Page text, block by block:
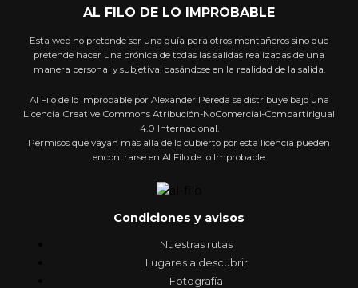
AL FILO DE LO IMPROBABLE
Esta web no pretende ser una guía para otros montañeros sino que
pretende hacer una crónica de todas las salidas realizadas de una
manera personal y subjetiva, basándose en la realidad de la salida.
Al Filo de lo Improbable por Alexander Pereda se distribuye bajo una
Licencia Creative Commons Atribución-NoComercial-CompartirIgual
4.0 Internacional.
Permisos que vayan más allá de lo cubierto por esta licencia pueden
encontrarse en Al Filo de lo Improbable.
Condiciones y avisos
Nuestras rutas
Lugares a descubrir
Fotografía